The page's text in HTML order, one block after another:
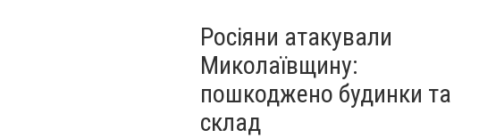
Росіяни атакували
Миколаївщину:
пошкоджено будинки та
склад